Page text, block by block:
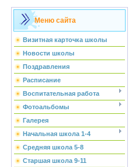
Меню сайта
Визитная карточка школы
Новости школы
Поздравления
Расписание
Воспитательная работа
Фотоальбомы
Галерея
Начальная школа 1-4
Средняя школа 5-8
Старшая школа 9-11